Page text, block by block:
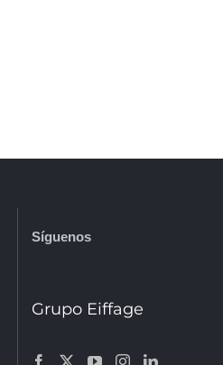
Síguenos
Grupo Eiffage